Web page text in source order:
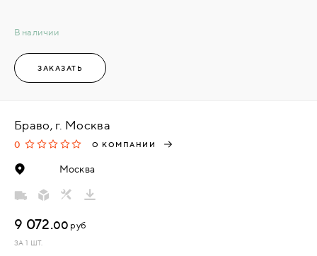
В наличии
ЗАКАЗАТЬ
Браво, г. Москва
0 О КОМПАНИИ
Москва
9 072.00 руб
ЗА 1 ШТ.